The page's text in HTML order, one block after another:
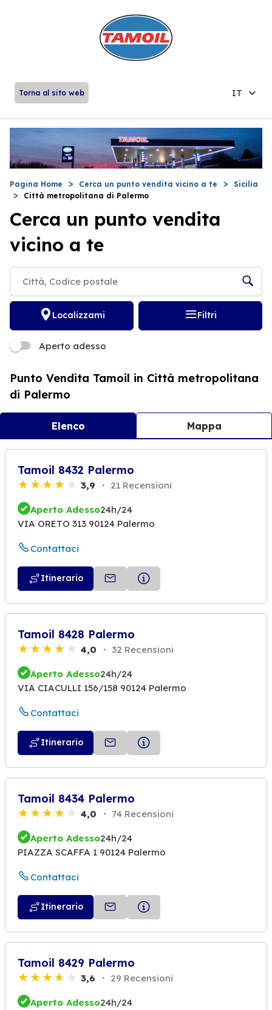
Torna al sito web IT
Pagina Home Cerca un punto vendita vicino a te
Sicilia
Città metropolitana di Palermo
Cerca un punto vendita
vicino a te
Localizzami Filtri
Aperto adesso
Punto Vendita Tamoil in Città metropolitana
di Palermo
Elenco Mappa
Tamoil 8432 Palermo
3,9 21 Recensioni
Aperto Adesso24h/24
VIA ORETO 313 90124 Palermo
Contattaci
Itinerario
Tamoil 8428 Palermo
4,0 32 Recensioni
Aperto Adesso24h/24
VIA CIACULLI 156/158 90124 Palermo
Contattaci
Itinerario
Tamoil 8434 Palermo
4,0 74 Recensioni
Aperto Adesso24h/24
PIAZZA SCAFFA 1 90124 Palermo
Contattaci
Itinerario
Tamoil 8429 Palermo
3,6 29 Recensioni
Aperto Adesso24h/24